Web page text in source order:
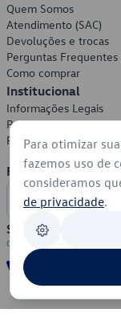
Quem Somos
Atendimento (SAC)
Devoluções e trocas
Perguntas Frequentes
Como comprar
Institucional
Informações Legais
Política de Privacidade
Política de Cookies
Formas de
Segurança
Para otimizar
fazemos uso de
consideramos
de privacidade.